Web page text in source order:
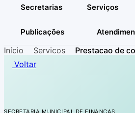
Secretarias Serviços
Publicações
Início Servicos
Prestacao de
Voltar
SECRETARIA MUNICIPAL DE FINANÇAS